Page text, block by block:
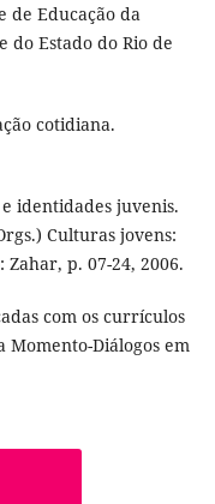
de Educação da
do Estado do Rio de
cotidiana.
e identidades juvenis.
Culturas jovens:
Zahar, p. 07-24, 2006.
com os currículos
Momento-Diálogos em